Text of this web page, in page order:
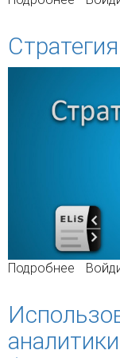
Подробнее о